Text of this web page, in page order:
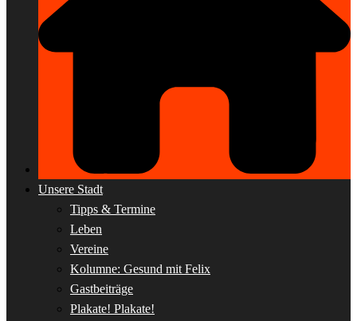
Unsere Stadt
Tipps & Termine
Leben
Vereine
Kolumne: Gesund mit Felix
Gastbeiträge
Plakate! Plakate!